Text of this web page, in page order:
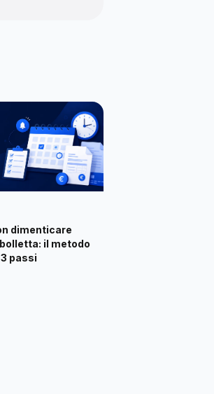
dimenticare
il metodo
passi